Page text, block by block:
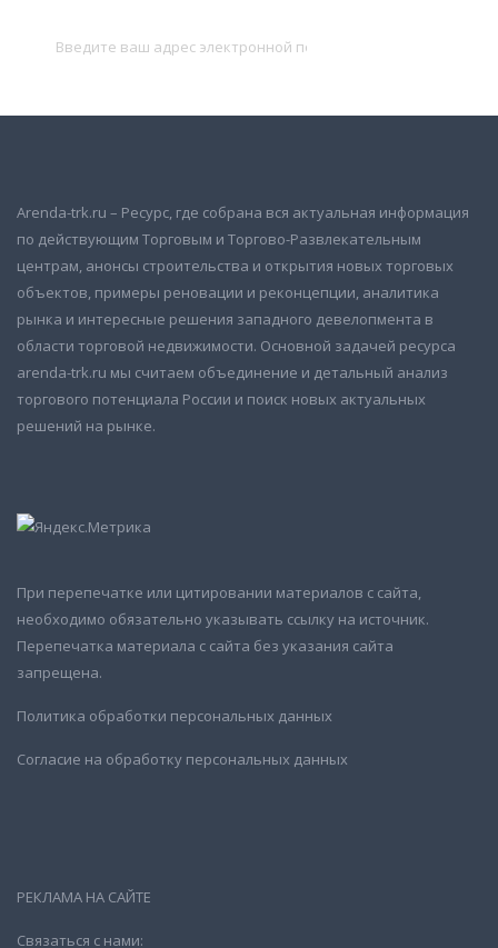
Arenda-trk.ru – Ресурс, где собрана вся актуальная информация
по действующим Торговым и Торгово-Развлекательным
центрам, анонсы строительства и открытия новых торговых
объектов, примеры реновации и реконцепции, аналитика
рынка и интересные решения западного девелопмента в
области торговой недвижимости. Основной задачей ресурса
arenda-trk.ru мы считаем объединение и детальный анализ
торгового потенциала России и поиск новых актуальных
решений на рынке.
При перепечатке или цитировании материалов с сайта,
необходимо обязательно указывать ссылку на источник.
Перепечатка материала с сайта без указания сайта
запрещена.
Политика обработки персональных данных
Согласие на обработку персональных данных
РЕКЛАМА НА САЙТЕ
Связаться с нами: